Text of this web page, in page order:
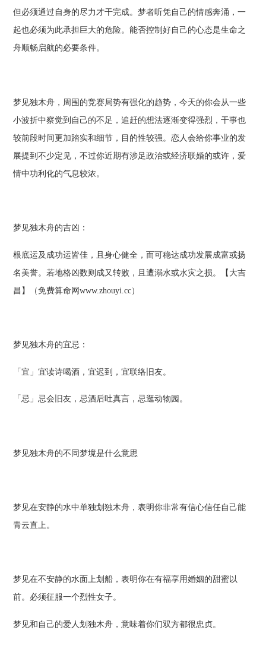
但必须通过自身的尽力才干完成。梦者听凭自己的情感奔涌，一
起也必须为此承担巨大的危险。能否控制好自己的心态是生命之
舟顺畅启航的必要条件。
梦见独木舟，周围的竞赛局势有强化的趋势，今天的你会从一些
小波折中察觉到自己的不足，追赶的想法逐渐变得强烈，干事也
较前段时间更加踏实和细节，目的性较强。恋人会给你事业的发
展提到不少定见，不过你近期有涉足政治或经济联婚的或许，爱
情中功利化的气息较浓。
梦见独木舟的吉凶：
根底运及成功运皆佳，且身心健全，而可稳达成功发展成富或扬
名美誉。若地格凶数则成又转败，且遭溺水或水灾之损。【大吉
昌】（免费算命网www.zhouyi.cc）
梦见独木舟的宜忌：
「宜」宜读诗喝酒，宜迟到，宜联络旧友。
「忌」忌会旧友，忌酒后吐真言，忌逛动物园。
梦见独木舟的不同梦境是什么意思
梦见在安静的水中单独划独木舟，表明你非常有信心信任自己能
青云直上。
梦见在不安静的水面上划船，表明你在有福享用婚姻的甜蜜以
前。必须征服一个烈性女子。
梦见和自己的爱人划独木舟，意味着你们双方都很忠贞。